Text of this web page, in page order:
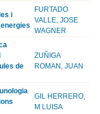
i
FURTADO
VALLE, JOSE
WAGNER
de
ZUÑIGA
ROMAN, JUAN
GIL HERRERO,
M LUISA